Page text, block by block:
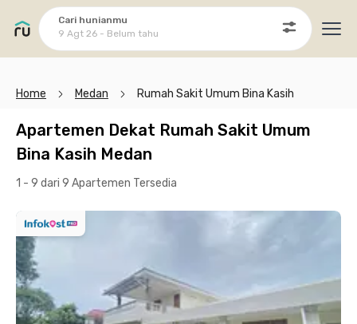
Cari hunianmu
9 Agt 26 - Belum tahu
Home Medan Rumah Sakit Umum Bina Kasih
Apartemen Dekat Rumah Sakit Umum
Bina Kasih Medan
1 - 9 dari 9 Apartemen Tersedia